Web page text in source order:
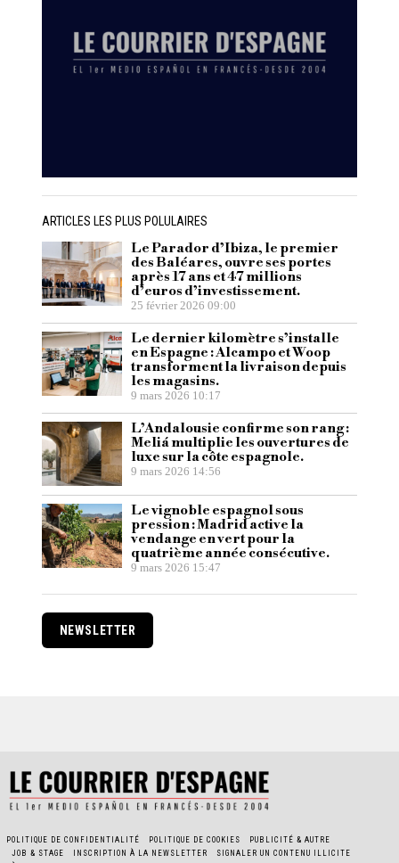
ARTICLES LES PLUS POLULAIRES
Le Parador d’Ibiza, le premier
des Baléares, ouvre ses portes
après 17 ans et 47 millions
d’euros d’investissement.
25 février 2026 09:00
Le dernier kilomètre s’installe
en Espagne : Alcampo et Woop
transforment la livraison depuis
les magasins.
9 mars 2026 10:17
L’Andalousie confirme son rang :
Meliá multiplie les ouvertures de
luxe sur la côte espagnole.
9 mars 2026 14:56
Le vignoble espagnol sous
pression : Madrid active la
vendange en vert pour la
quatrième année consécutive.
9 mars 2026 15:47
NEWSLETTER
POLITIQUE DE CONFIDENTIALITÉ POLITIQUE DE COOKIES
PUBLICITÉ & AUTRE
JOB & STAGE
INSCRIPTION À LA NEWSLETTER
SIGNALER UN CONTENU ILLICITE